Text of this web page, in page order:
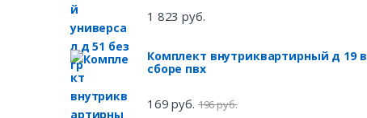
1 823 руб.
Комплект внутриквартирный д 19 в
сборе пвх
169 руб. 196 руб.